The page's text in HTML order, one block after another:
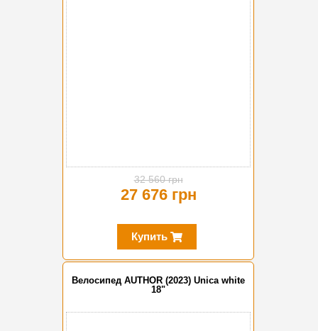
32 560 грн
27 676 грн
Купить
Велосипед AUTHOR (2023) Unica white
18"